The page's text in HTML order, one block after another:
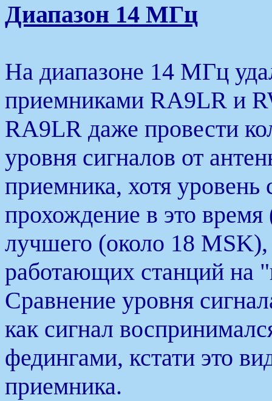
Диапазон 14 МГц
На диапазоне 14 МГц
приемниками RA9LR и
RA9LR даже провести
уровня сигналов от
приемника, хотя уровень
прохождение в это
лучшего (около 18 MSK),
работающих станций на
Сравнение уровня
как сигнал
федингами, кстати это
приемника.